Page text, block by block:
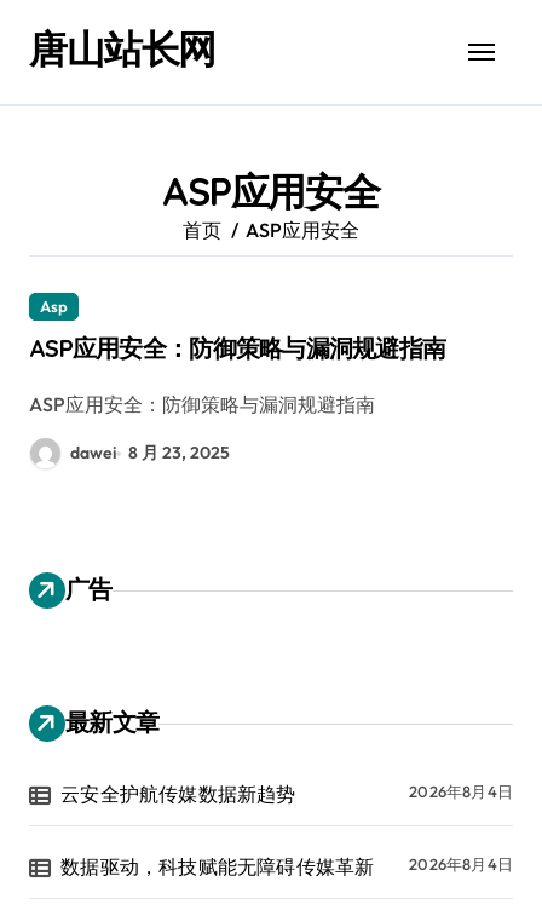
唐山站长网
ASP应用安全
首页 ASP应用安全
Asp
ASP应用安全：防御策略与漏洞规避指南
ASP应用安全：防御策略与漏洞规避指南
dawei 8 月 23, 2025
广告
最新文章
云安全护航传媒数据新趋势 2026年8月4日
数据驱动，科技赋能无障碍传媒革新 2026年8月4日